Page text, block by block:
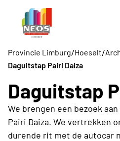
Provincie Limburg/Hoeselt/
Daguitstap Pairi Daiza
Daguitstap
We brengen een bezoek
Pairi Daiza. We vertrekken
durende rit met de autocar